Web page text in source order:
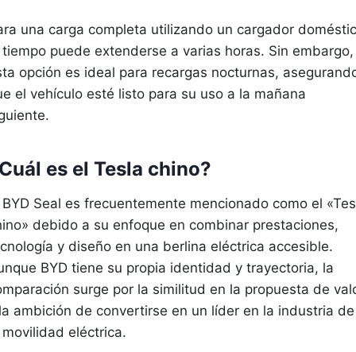
una carga completa utilizando un cargador
puede extenderse a varias horas. Sin embargo,
opción es ideal para recargas nocturnas,
el vehículo esté listo para su uso a la mañana
es el Tesla chino?
BYD Seal es frecuentemente mencionado como el
debido a su enfoque en combinar prestaciones,
y diseño en una berlina eléctrica accesible.
BYD tiene su propia identidad y trayectoria, la
surge por la similitud en la propuesta de
ambición de convertirse en un líder en la industria de
eléctrica.